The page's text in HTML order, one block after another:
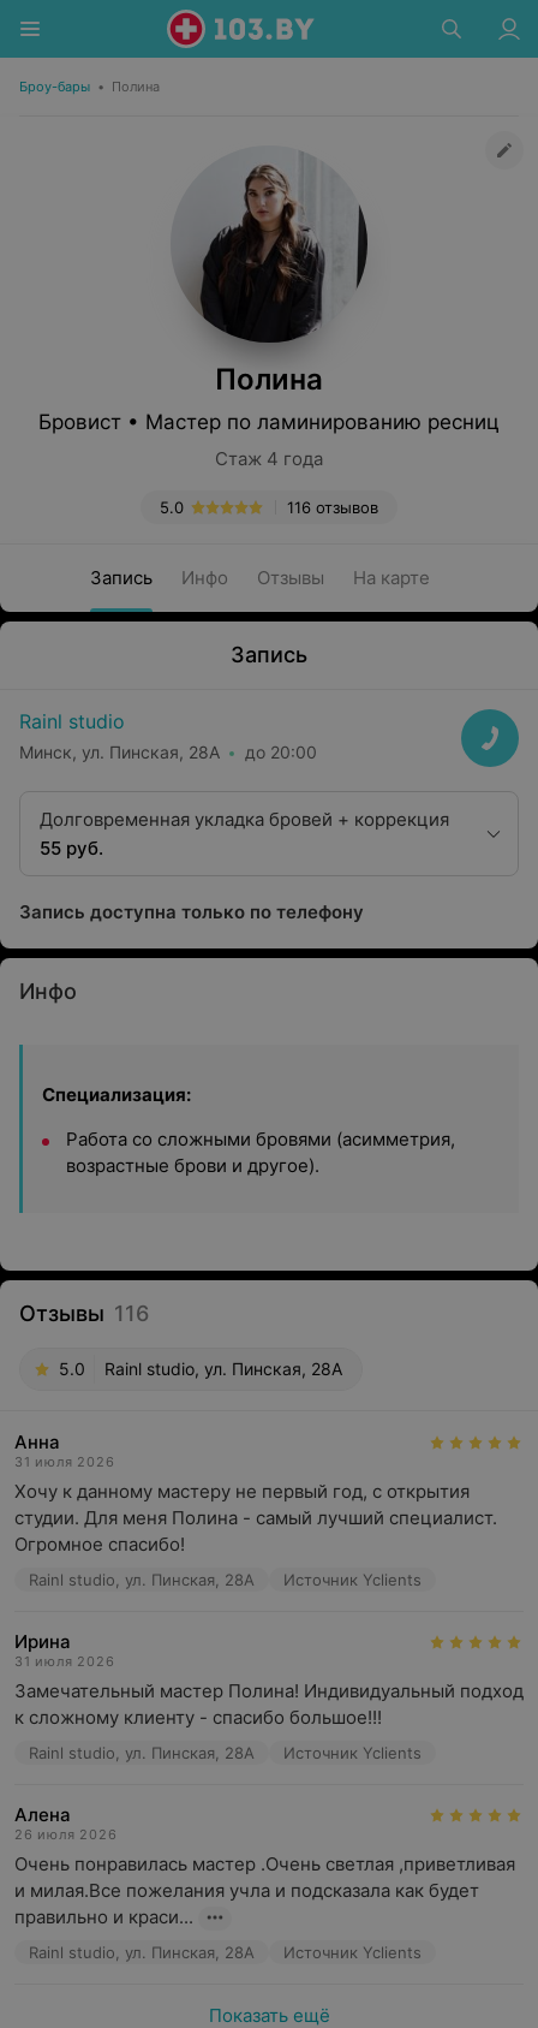
Броу-бары • Полина
Полина
Бровист • Мастер по ламинированию ресниц
Стаж 4 года
116 отзывов
5.0
Запись Инфо Отзывы На карте
Запись
Rainl studio
Минск, ул. Пинская, 28А до 20:00
Долговременная укладка бровей + коррекция
55 руб.
Запись доступна только по телефону
Инфо
Специализация:
Работа со сложными бровями (асимметрия,
возрастные брови и другое).
Отзывы 116
5.0 Rainl studio, ул. Пинская, 28А
Анна
31 июля 2026
Хочу к данному мастеру не первый год, с открытия
студии. Для меня Полина - самый лучший специалист.
Огромное спасибо!
Rainl studio, ул. Пинская, 28А Источник Yclients
Ирина
31 июля 2026
Замечательный мастер Полина! Индивидуальный подход
к сложному клиенту - спасибо большое!!!
Rainl studio, ул. Пинская, 28А Источник Yclients
Алена
26 июля 2026
Очень понравилась мастер .Очень светлая ,приветливая
и милая.Все пожелания учла и подсказала как будет
правильно и краси...
Rainl studio, ул. Пинская, 28А Источник Yclients
Показать ещё